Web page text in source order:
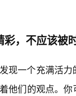
，不应该被
现一个充满活
他们的观点。